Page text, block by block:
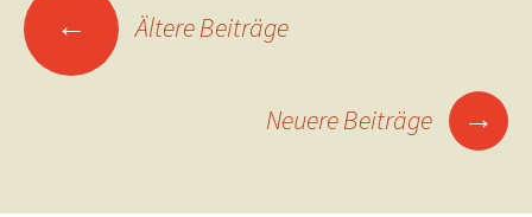
Beitrags-
Navigation
← Ältere Beiträge
Neuere Beiträge →